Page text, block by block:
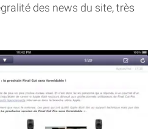
des news du site, très